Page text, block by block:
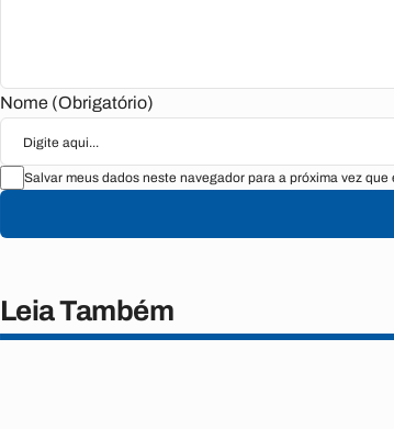
Nome (Obrigatório)
Salvar meus dados neste navegador para a próxima vez que
Leia Também